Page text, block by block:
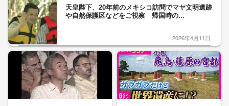
天皇陛下、20年前のメキシコ訪問でマヤ文明遺跡
や自然保護区などをご視察 帰国時の...
2026年4月11日